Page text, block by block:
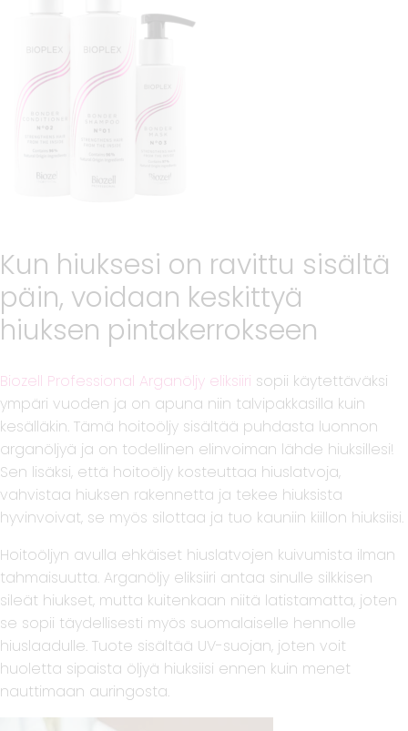
Kun hiuksesi on ravittu sisältä
päin, voidaan keskittyä
hiuksen pintakerrokseen
Biozell Professional Arganöljy eliksiiri sopii käytettäväksi
ympäri vuoden ja on apuna niin talvipakkasilla kuin
kesälläkin. Tämä hoitoöljy sisältää puhdasta luonnon
arganöljyä ja on todellinen elinvoiman lähde hiuksillesi!
Sen lisäksi, että hoitoöljy kosteuttaa hiuslatvoja,
vahvistaa hiuksen rakennetta ja tekee hiuksista
hyvinvoivat, se myös silottaa ja tuo kauniin kiillon hiuksiisi.
Hoitoöljyn avulla ehkäiset hiuslatvojen kuivumista ilman
tahmaisuutta. Arganöljy eliksiiri antaa sinulle silkkisen
sileät hiukset, mutta kuitenkaan niitä latistamatta, joten
se sopii täydellisesti myös suomalaiselle hennolle
hiuslaadulle. Tuote sisältää UV-suojan, joten voit
huoletta sipaista öljyä hiuksiisi ennen kuin menet
nauttimaan auringosta.